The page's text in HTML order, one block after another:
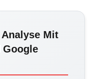
Mit
Google